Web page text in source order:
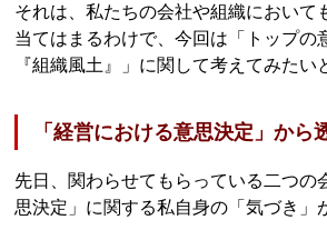
それは、私たちの会社や組織において
当てはまるわけで、今回は「トップの
『組織風土』」に関して考えてみたい
「経営における意思決定」から
先日、関わらせてもらっている二つの
思決定」に関する私自身の「気づき」